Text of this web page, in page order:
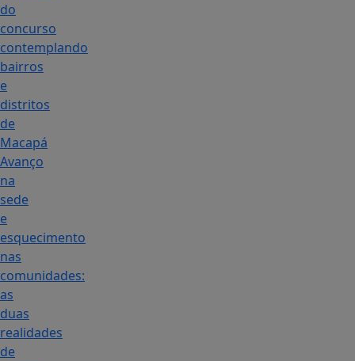
do
concurso
contemplando
bairros
e
distritos
de
Macapá
Avanço
na
sede
e
esquecimento
nas
comunidades:
as
duas
realidades
de